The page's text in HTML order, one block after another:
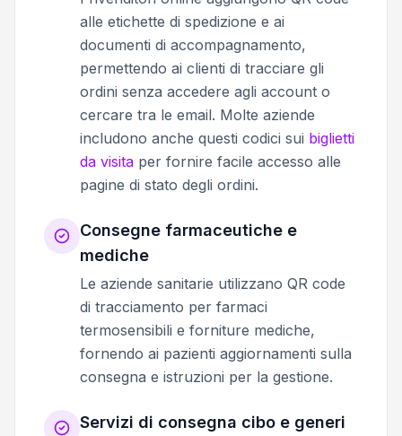
alle etichette di spedizione e ai
documenti di accompagnamento,
permettendo ai clienti di tracciare gli
ordini senza accedere agli account o
cercare tra le email. Molte aziende
includono anche questi codici sui biglietti
da visita per fornire facile accesso alle
pagine di stato degli ordini.
Consegne farmaceutiche e
mediche
Le aziende sanitarie utilizzano QR code
di tracciamento per farmaci
termosensibili e forniture mediche,
fornendo ai pazienti aggiornamenti sulla
consegna e istruzioni per la gestione.
Servizi di consegna cibo e generi